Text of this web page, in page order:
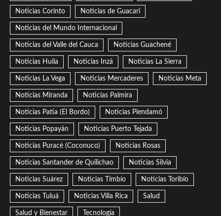
Noticias Corinto Noticias de Guacarí
Noticias del Mundo Internacional
Noticias del Valle del Cauca Noticias Guachené
Noticias Huila Noticias Inzá Noticias La Sierra
Noticias La Vega Noticias Mercaderes Noticias Meta
Noticias Miranda Noticias Palmira
Noticias Patía (El Bordo) Noticias Piendamó
Noticias Popayán Noticias Puerto Tejada
Noticias Puracé (Coconuco) Noticias Rosas
Noticias Santander de Quilichao Noticias Silvia
Noticias Suárez Noticias Timbío Noticias Toribío
Noticias Tuluá Noticias Villa Rica Salud
Salud y Bienestar Tecnología